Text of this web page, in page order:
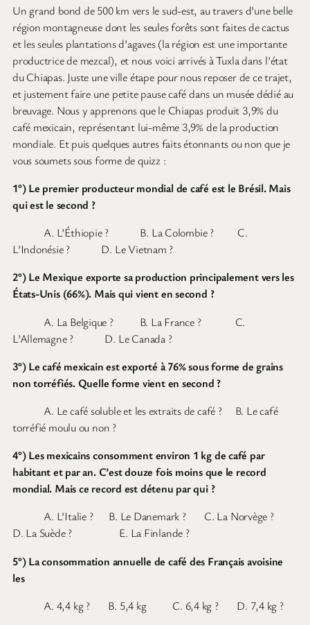
Un grand bond de 500 km vers le sud-est, au travers d’une belle
région montagneuse dont les seules forêts sont faites de cactus
et les seules plantations d’agaves (la région est une importante
productrice de mezcal), et nous voici arrivés à Tuxla dans l’état
du Chiapas. Juste une ville étape pour nous reposer de ce trajet,
et justement faire une petite pause café dans un musée dédié au
breuvage. Nous y apprenons que le Chiapas produit 3,9% du
café mexicain, représentant lui-même 3,9% de la production
mondiale. Et puis quelques autres faits étonnants ou non que je
vous soumets sous forme de quizz :
1°) Le premier producteur mondial de café est le Brésil. Mais
qui est le second ?
A. L’Éthiopie ? B. La Colombie ? C.
L’Indonésie ? D. Le Vietnam ?
2°) Le Mexique exporte sa production principalement vers les
États-Unis (66%). Mais qui vient en second ?
A. La Belgique ? B. La France ? C.
L’Allemagne ? D. Le Canada ?
3°) Le café mexicain est exporté à 76% sous forme de grains
non torréfiés. Quelle forme vient en second ?
A. Le café soluble et les extraits de café ? B. Le café
torréfié moulu ou non ?
4°) Les mexicains consomment environ 1 kg de café par
habitant et par an. C’est douze fois moins que le record
mondial. Mais ce record est détenu par qui ?
A. L’Italie ? B. Le Danemark ? C. La Norvège ?
D. La Suède ? E. La Finlande ?
5°) La consommation annuelle de café des Français avoisine
les
A. 4,4 kg ? B. 5,4 kg C. 6,4 kg ? D. 7,4 kg ?